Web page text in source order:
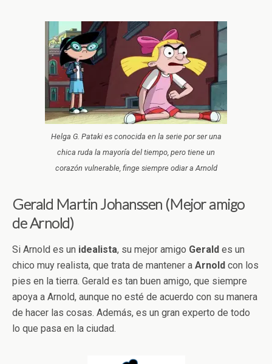
Helga G. Pataki es conocida en la serie por ser una
chica ruda la mayoría del tiempo, pero tiene un
corazón vulnerable, finge siempre odiar a Arnold
Gerald Martin Johanssen (Mejor amigo
de Arnold)
Si Arnold es un idealista, su mejor amigo Gerald es un
chico muy realista, que trata de mantener a Arnold con los
pies en la tierra. Gerald es tan buen amigo, que siempre
apoya a Arnold, aunque no esté de acuerdo con su manera
de hacer las cosas. Además, es un gran experto de todo
lo que pasa en la ciudad.